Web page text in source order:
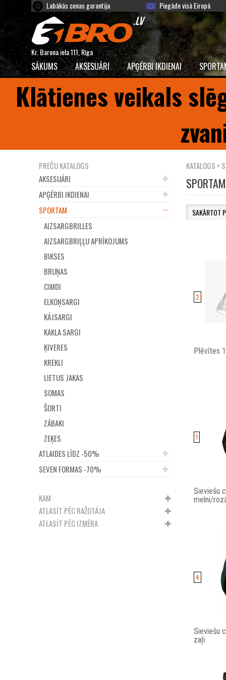
Labākās cenas garantija Piegāde visā Eiropā
Kr. Barona iela 111, Rīga
SĀKUMS AKSESUĀRI APĢĒRBI IKDIENAI
Klātienes veikals
PREČU KATALOGS
AKSESUĀRI
APĢĒRBI IKDIENAI
SPORTAM
AIZSARGBRILLES
AIZSARGBRIĻĻU APRĪKOJUMS
BIKSES
BRUŅAS
CIMDI
ELKOŅSARGI
KĀJSARGI
KAKLA SARGI
ĶIVERES
KREKLI
LIETUS JAKAS
SOMAS
ŠORTI
ZĀBAKI
ZEĶES
ATLAIDES LĪDZ -50%
SEVEN FORMAS -70%
KAM
ATLASĪT PĒC RAŽOTĀJA
ATLASĪT PĒC IZMĒRA
KATALOGS >
SPORTAM
2
Plēvītes
1
Sieviešu
melni/
4
Sieviešu
zaļi